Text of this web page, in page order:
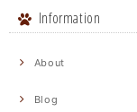
Information
About
Blog